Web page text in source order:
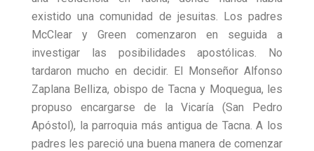
existido una comunidad de jesuitas. Los padres
McClear y Green comenzaron en seguida a
investigar las posibilidades apostólicas. No
tardaron mucho en decidir. El Monseñor Alfonso
Zaplana Belliza, obispo de Tacna y Moquegua, les
propuso encargarse de la Vicaría (San Pedro
Apóstol), la parroquia más antigua de Tacna. A los
padres les pareció una buena manera de comenzar